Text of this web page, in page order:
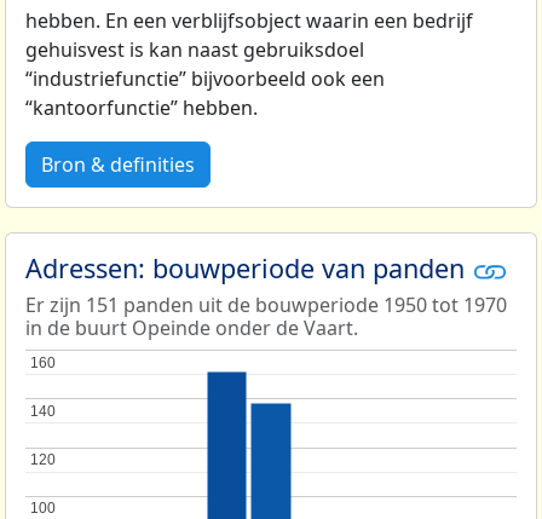
hebben. En een verblijfsobject waarin een bedrijf
gehuisvest is kan naast gebruiksdoel
“industriefunctie” bijvoorbeeld ook een
“kantoorfunctie” hebben.
Bron & definities
Adressen: bouwperiode van panden
Er zijn 151 panden uit de bouwperiode 1950 tot 1970
in de buurt Opeinde onder de Vaart.
100
100
120
120
140
140
160
160